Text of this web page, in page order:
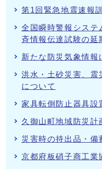
第1回緊急地震速報
全国瞬時警報システ
斉情報伝達試験の延
新たな防災気象情報
洪水・土砂災害、震
について
家具転倒防止器具設
久御山町地域防災計
災害時の持出品・備
京都府板硝子商工業